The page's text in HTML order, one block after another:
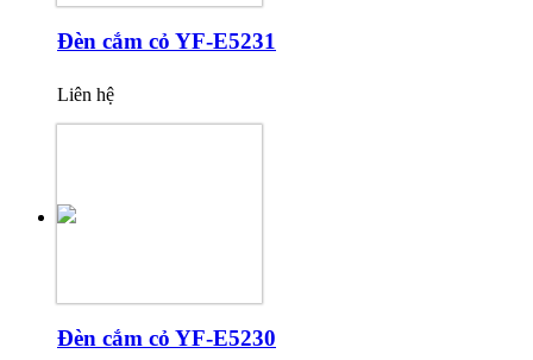
Đèn cắm cỏ YF-E5231
Liên hệ
Đèn cắm cỏ YF-E5230